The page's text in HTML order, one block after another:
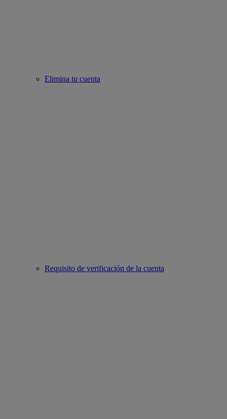
Elimina tu cuenta
Requisito de verificación de la cuenta